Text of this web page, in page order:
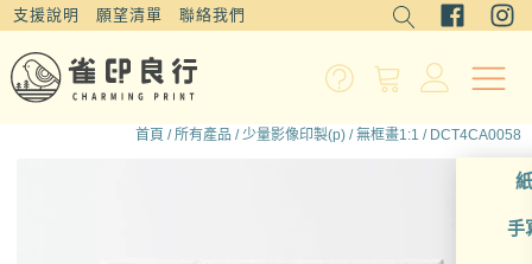
支援說明 願望清單 聯絡我們
手
首頁 /所有產品 /少量影像印製(p) /無框畫1:1 / DCT4CA0058